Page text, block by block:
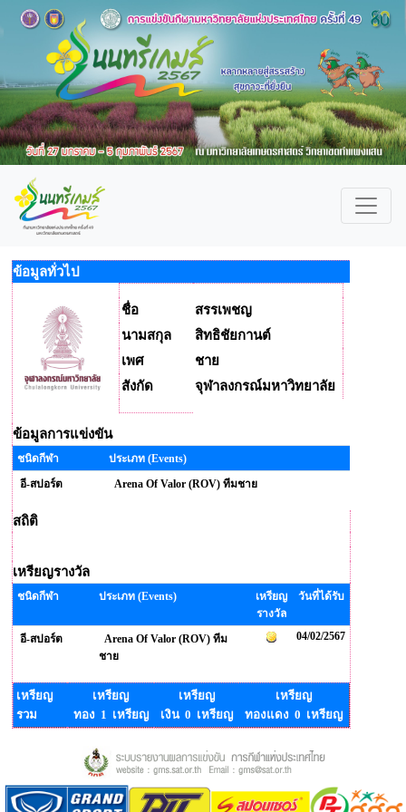
ข้อมูลทั่วไป
ชื่อ
สรรเพชญ
นามสกุล
สิทธิชัยกานต์
เพศ
ชาย
สังกัด
จุฬาลงกรณ์มหาวิทยาลัย
ข้อมูลการแข่งขัน
ชนิดกีฬา
ประเภท (Events)
อี-สปอร์ต
Arena Of Valor (ROV) ทีมชาย
สถิติ
เหรียญรางวัล
ชนิดกีฬา ประเภท (Events)
เหรียญ
รางวัล
วันที่ได้รับ
อี-สปอร์ต
Arena Of Valor (ROV) ทีม
ชาย
04/02/2567
เหรียญ
รวม
เหรียญ
ทอง 1 เหรียญ
เหรียญ
เงิน 0 เหรียญ
เหรียญ
ทองแดง 0 เหรียญ